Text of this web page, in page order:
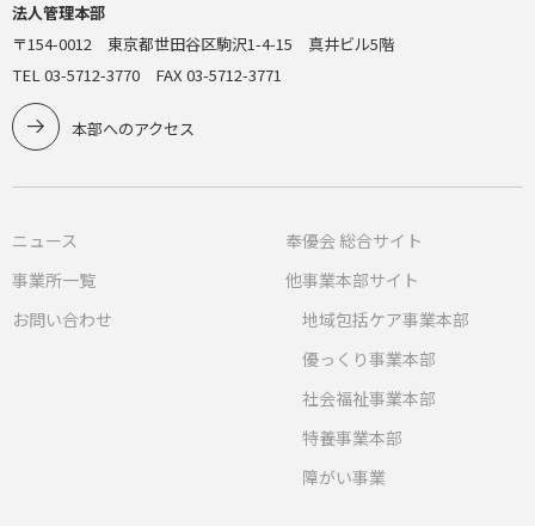
法人管理本部
〒154-0012 東京都世田谷区駒沢1-4-15 真井ビル5階
TEL 03-5712-3770 FAX 03-5712-3771
本部へのアクセス
ニュース
事業所一覧
お問い合わせ
奉優会 総合サイト
他事業本部サイト
地域包括ケア事業本部
優っくり事業本部
社会福祉事業本部
特養事業本部
障がい事業